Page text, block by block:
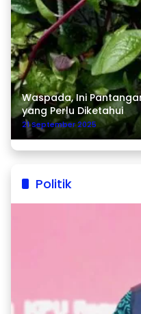
Waspada, Ini
yang Perlu Diketahui
21 September 2025
Politik